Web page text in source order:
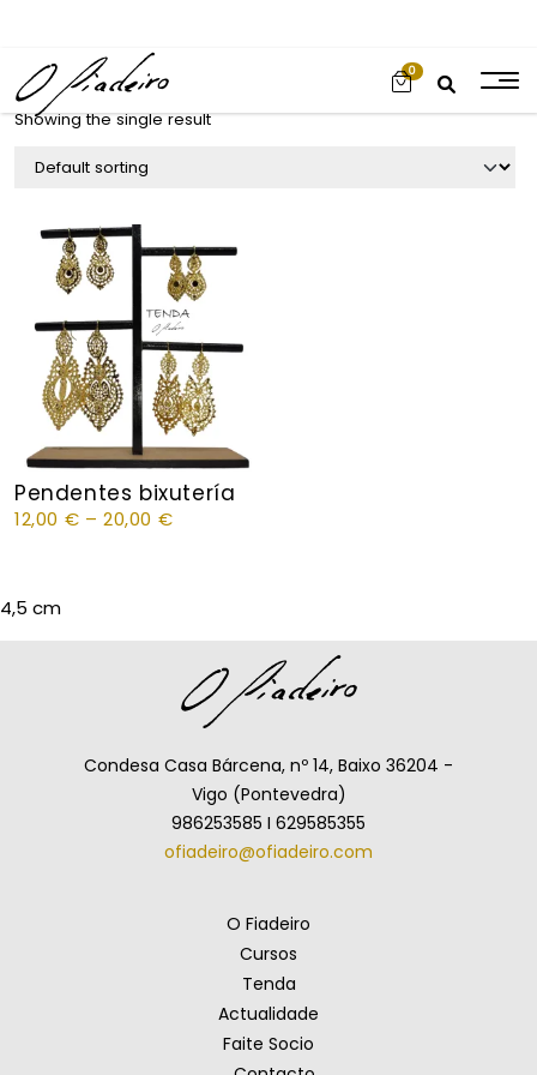
0
Showing the single result
Pendentes bixutería
12,00 € –20,00 €
4,5 cm
Condesa Casa Bárcena, nº 14, Baixo 36204 -
Vigo (Pontevedra)
986253585 I 629585355
ofiadeiro@ofiadeiro.com
O Fiadeiro
Cursos
Tenda
Actualidade
Faite Socio